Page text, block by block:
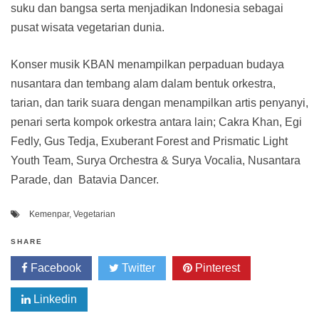
suku dan bangsa serta menjadikan Indonesia sebagai
pusat wisata vegetarian dunia.
Konser musik KBAN menampilkan perpaduan budaya
nusantara dan tembang alam dalam bentuk orkestra,
tarian, dan tarik suara dengan menampilkan artis penyanyi,
penari serta kompok orkestra antara lain; Cakra Khan, Egi
Fedly, Gus Tedja, Exuberant Forest and Prismatic Light
Youth Team, Surya Orchestra & Surya Vocalia, Nusantara
Parade, dan Batavia Dancer.
Kemenpar, Vegetarian
SHARE
Facebook Twitter Pinterest
Linkedin